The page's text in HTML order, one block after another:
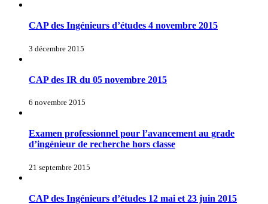
CAP des Ingénieurs d’études 4 novembre 2015
3 décembre 2015
CAP des IR du 05 novembre 2015
6 novembre 2015
Examen professionnel pour l’avancement au grade
d’ingénieur de recherche hors classe
21 septembre 2015
CAP des Ingénieurs d’études 12 mai et 23 juin 2015